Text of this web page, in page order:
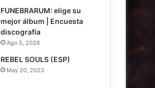
FUNEBRARUM: elige su
mejor álbum | Encuesta
discografía
Ago 5, 2026
REBEL SOULS (ESP)
May 20, 2023